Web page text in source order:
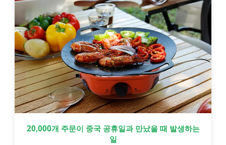
20,000개 주문이 중국 공휴일과 만났을 때 발생하는
일